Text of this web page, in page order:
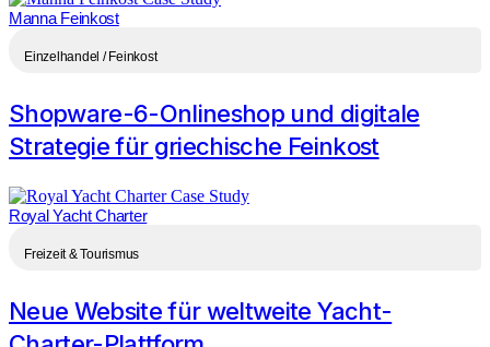
Manna Feinkost
Einzelhandel / Feinkost
Shopware-6-Onlineshop und digitale
Strategie für griechische Feinkost
Royal Yacht Charter
Freizeit & Tourismus
Neue Website für weltweite Yacht-